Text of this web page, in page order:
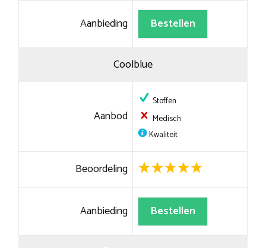
Aanbieding Bestellen
Coolblue
Aanbod
Stoffen
Medisch
Kwaliteit
Beoordeling
Aanbieding Bestellen